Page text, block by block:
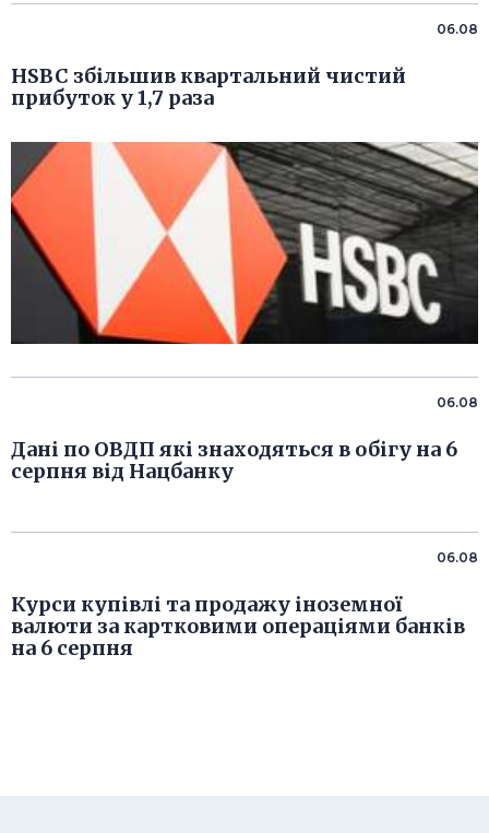
06.08
HSBC збільшив квартальний чистий
прибуток у 1,7 раза
06.08
Дані по ОВДП які знаходяться в обігу на 6
серпня від Нацбанку
06.08
Курси купівлі та продажу іноземної
валюти за картковими операціями банків
на 6 серпня